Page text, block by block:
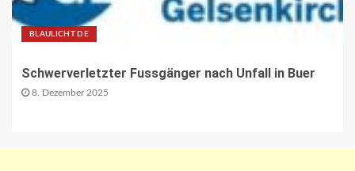
VERBANDS-NEWS AT
Informationen in Echtzeit
BLAULICHT DE
Schwerverletzter Fussgänger nach Unfall in Buer
8. Dezember 2025